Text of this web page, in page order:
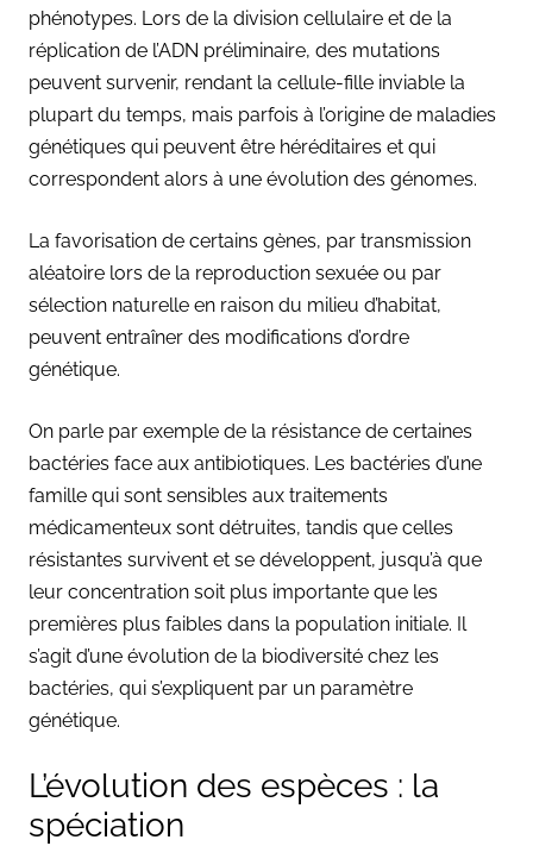
phénotypes. Lors de la division cellulaire et de la
réplication de l’ADN préliminaire, des mutations
peuvent survenir, rendant la cellule-fille inviable la
plupart du temps, mais parfois à l’origine de maladies
génétiques qui peuvent être héréditaires et qui
correspondent alors à une évolution des génomes.
La favorisation de certains gènes, par transmission
aléatoire lors de la reproduction sexuée ou par
sélection naturelle en raison du milieu d’habitat,
peuvent entraîner des modifications d’ordre
génétique.
On parle par exemple de la résistance de certaines
bactéries face aux antibiotiques. Les bactéries d’une
famille qui sont sensibles aux traitements
médicamenteux sont détruites, tandis que celles
résistantes survivent et se développent, jusqu’à que
leur concentration soit plus importante que les
premières plus faibles dans la population initiale. Il
s’agit d’une évolution de la biodiversité chez les
bactéries, qui s’expliquent par un paramètre
génétique.
L’évolution des espèces : la
spéciation